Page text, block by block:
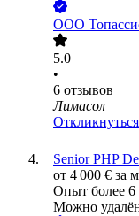
ООО
5.0
•
6 отзывов
Лимасол
Откликнуться
Senior PHP
от 4 000 € за
Опыт более 6
Можно